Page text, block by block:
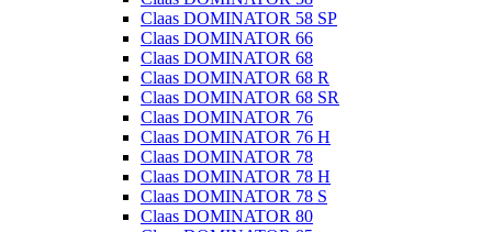
Claas DOMINATOR 58 SP
Claas DOMINATOR 66
Claas DOMINATOR 68
Claas DOMINATOR 68 R
Claas DOMINATOR 68 SR
Claas DOMINATOR 76
Claas DOMINATOR 76 H
Claas DOMINATOR 78
Claas DOMINATOR 78 H
Claas DOMINATOR 78 S
Claas DOMINATOR 80